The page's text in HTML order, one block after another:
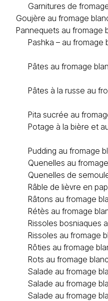
Garnitures de
Goujère au fromage
Pannequets au fromage
Pashka – au fromage
Pâtes au fromage
Pâtes à la russe au
Pita sucrée au
Potage à la bière et
Pudding au fromage
Quenelles au
Quenelles de
Râble de lièvre en
Râtons au fromage
Rétès au fromage
Rissoles bosniaques
Rissoles au fromage
Rôties au fromage
Rots au fromage blanc
Salade au fromage
Salade au fromage
Salade au fromage